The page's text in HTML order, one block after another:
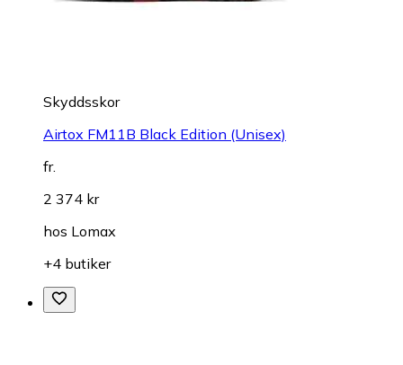
Skyddsskor
Airtox FM11B Black Edition (Unisex)
fr.
2 374 kr
hos Lomax
+4 butiker